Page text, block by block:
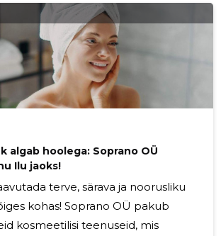
naha tõelised vajadused ning
hoolduse ja tulemused.
on sügavamal tasemel naha
võimaldab hinnata naha seisundit
näitajate alusel. Meie kogenud
kasutavad täpseid
algab hoolega: Soprano OÜ
Ilu jaoks!
terve, särava ja noorusliku
kohas! Soprano OÜ pakub
kosmeetilisi teenuseid, mis